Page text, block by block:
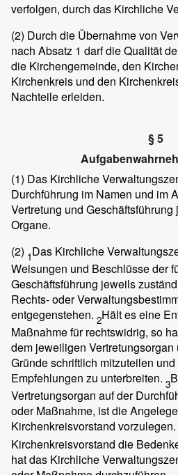
verfolgen, durch das Kirchliche
(2) Durch die Übernahme von
nach Absatz 1 darf die Qualität
die Kirchengemeinde, den
Kirchenkreis und den
Nachteile erleiden.
§ 5
(1) Das Kirchliche
Durchführung im Namen und im
Vertretung und
Organe.
(2) 1Das Kirchliche
Weisungen und Beschlüsse der
Geschäftsführung jeweils
Rechts- oder
entgegenstehen. 2Hält es eine
Maßnahme für rechtswidrig, so
dem jeweiligen
Gründe schriftlich mitzuteilen
Empfehlungen zu unterbreiten. 3
Vertretungsorgan auf der
oder Maßnahme, ist die
Kirchenkreisvorstand vorzulegen.
Kirchenkreisvorstand die
hat das Kirchliche